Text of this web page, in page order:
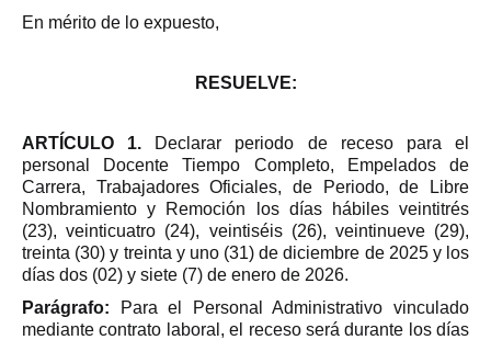
En mérito de lo expuesto,
RESUELVE:
ARTÍCULO 1. Declarar periodo de receso para el
personal Docente Tiempo Completo, Empelados de
Carrera, Trabajadores Oficiales, de Periodo, de Libre
Nombramiento y Remoción los días hábiles veintitrés
(23), veinticuatro (24), veintiséis (26), veintinueve (29),
treinta (30) y treinta y uno (31) de diciembre de 2025 y los
días dos (02) y siete (7) de enero de 2026.
Parágrafo: Para el Personal Administrativo vinculado
mediante contrato laboral, el receso será durante los días